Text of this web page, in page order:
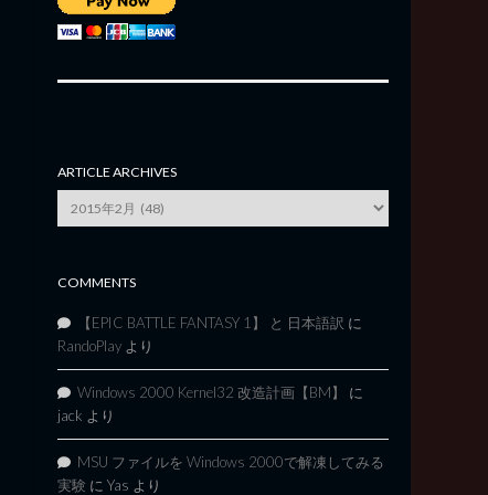
ARTICLE ARCHIVES
Archives
COMMENTS
【EPIC BATTLE FANTASY 1】 と 日本語訳 に
RandoPlay より
Windows 2000 Kernel32 改造計画【BM】
に
jack より
MSU ファイルを Windows 2000で解凍してみる
実験 に Yas より